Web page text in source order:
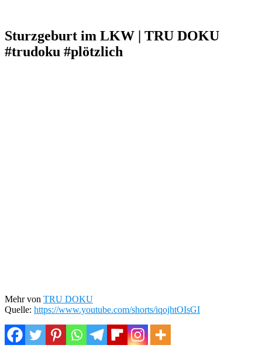
Sturzgeburt im LKW | TRU DOKU
#trudoku #plötzlich
Mehr von TRU DOKU
Quelle: https://www.youtube.com/shorts/iqojhtOIsGI